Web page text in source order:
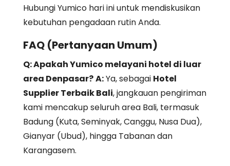
Hubungi Yumico hari ini untuk mendiskusikan
kebutuhan pengadaan rutin Anda.
FAQ (Pertanyaan Umum)
Q: Apakah Yumico melayani hotel di luar
area Denpasar?A:Ya, sebagai Hotel
Supplier Terbaik Bali, jangkauan pengiriman
kami mencakup seluruh area Bali, termasuk
Badung (Kuta, Seminyak, Canggu, Nusa Dua),
Gianyar (Ubud), hingga Tabanan dan
Karangasem.